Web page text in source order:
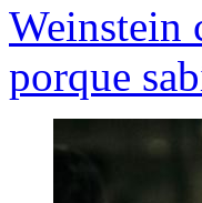
Weinstein
porque